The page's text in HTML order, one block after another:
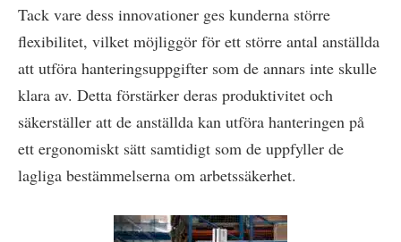
Tack vare dess innovationer ges kunderna större
flexibilitet, vilket möjliggör för ett större antal anställda
att utföra hanteringsuppgifter som de annars inte skulle
klara av. Detta förstärker deras produktivitet och
säkerställer att de anställda kan utföra hanteringen på
ett ergonomiskt sätt samtidigt som de uppfyller de
lagliga bestämmelserna om arbetssäkerhet.